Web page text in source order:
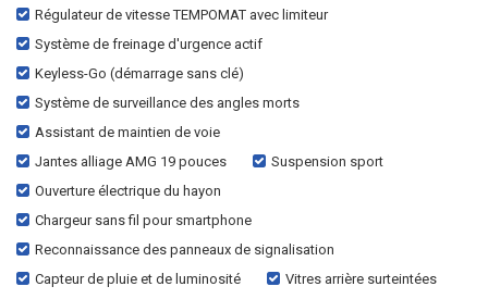
Régulateur de vitesse TEMPOMAT avec limiteur
Système de freinage d'urgence actif
Keyless-Go (démarrage sans clé)
Système de surveillance des angles morts
Assistant de maintien de voie
Jantes alliage AMG 19 pouces
Suspension sport
Ouverture électrique du hayon
Chargeur sans fil pour smartphone
Reconnaissance des panneaux de signalisation
Capteur de pluie et de luminosité
Vitres arrière surteintées